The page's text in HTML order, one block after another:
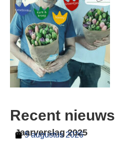
Recent nieuws
Jaarverslag 2025
5 augustus 2026